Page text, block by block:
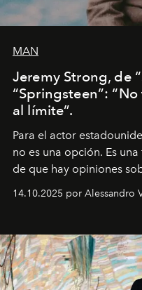
MAN
Jeremy Strong, de
“Springsteen”:
al límite”.
Para el actor
no es una opción. Es
de que hay opiniones
pérdida de tiempo",
14.10.2025 por Alessandro